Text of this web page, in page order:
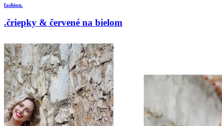
fashion.
.čriepky & červené na bielom